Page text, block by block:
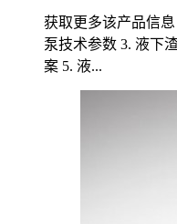
获取更多该产品信
泵技术参数 3. 液下
案 5. 液...